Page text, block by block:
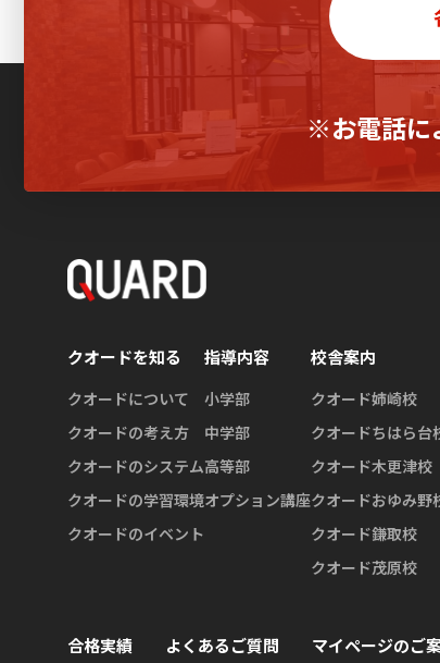
※お電話に
クオードを知る
クオードについて
クオードの考え方
クオードのシステム
クオードの学習環境
クオードのイベント
指導内容
小学部
中学部
高等部
オプション講座
校舎案内
クオード姉崎校
クオードちはら台
クオード木更津校
クオードおゆみ野
クオード鎌取校
クオード茂原校
合格実績 よくあるご質問 マイページのご